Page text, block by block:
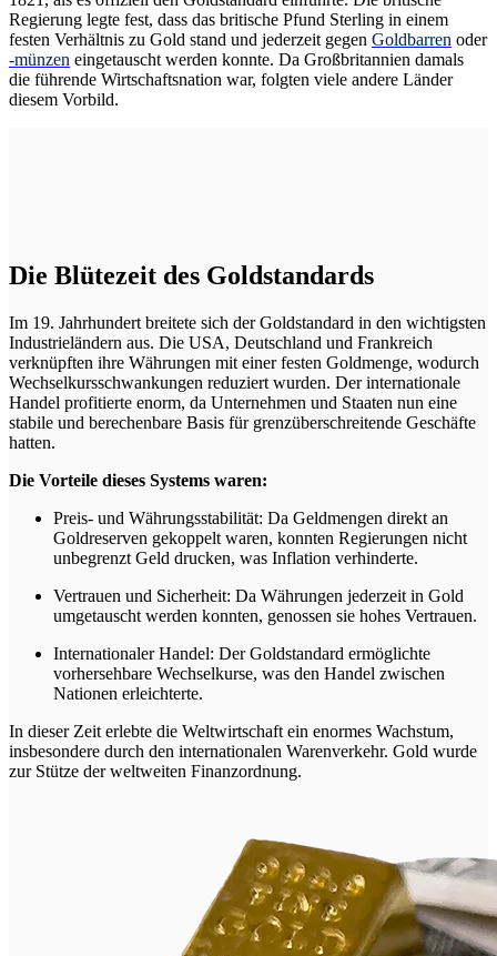
Regierung legte fest, dass das britische Pfund Sterling in einem
festen Verhältnis zu Gold stand und jederzeit gegen Goldbarren oder
-münzen eingetauscht werden konnte. Da Großbritannien damals
die führende Wirtschaftsnation war, folgten viele andere Länder
diesem Vorbild.
Die Blütezeit des Goldstandards
Im 19. Jahrhundert breitete sich der Goldstandard in den wichtigsten
Industrieländern aus. Die USA, Deutschland und Frankreich
verknüpften ihre Währungen mit einer festen Goldmenge, wodurch
Wechselkursschwankungen reduziert wurden. Der internationale
Handel profitierte enorm, da Unternehmen und Staaten nun eine
stabile und berechenbare Basis für grenzüberschreitende Geschäfte
hatten.
Die Vorteile dieses Systems waren:
Preis- und Währungsstabilität: Da Geldmengen direkt an
Goldreserven gekoppelt waren, konnten Regierungen nicht
unbegrenzt Geld drucken, was Inflation verhinderte.
Vertrauen und Sicherheit: Da Währungen jederzeit in Gold
umgetauscht werden konnten, genossen sie hohes Vertrauen.
Internationaler Handel: Der Goldstandard ermöglichte
vorhersehbare Wechselkurse, was den Handel zwischen
Nationen erleichterte.
In dieser Zeit erlebte die Weltwirtschaft ein enormes Wachstum,
insbesondere durch den internationalen Warenverkehr. Gold wurde
zur Stütze der weltweiten Finanzordnung.